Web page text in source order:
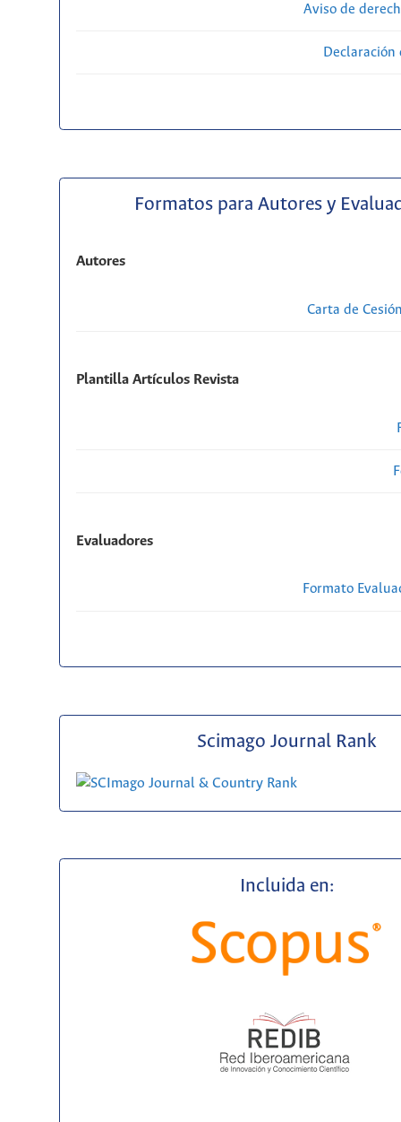
Aviso de
Formatos para Autores y
Autores
Carta de
Plantilla Artículos Revista
Evaluadores
Formato
Scimago Journal Rank
Incluida en: